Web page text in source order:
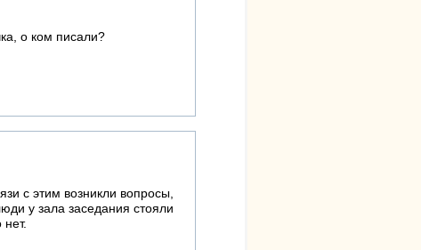
о ком писали?
с этим возникли вопросы,
у зала заседания стояли